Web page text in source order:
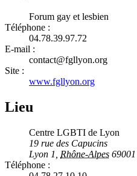
Forum gay et lesbien
Téléphone :
04.78.39.97.72
E-mail :
contact@fgllyon.org
Site :
www.fgllyon.org
Lieu
Centre LGBTI de Lyon
19 rue des Capucins
Lyon 1
Rhône-Alpes 69001
Téléphone :